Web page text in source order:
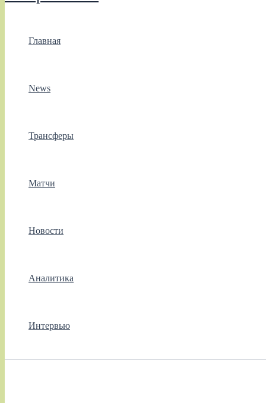
Главная
News
Трансферы
Матчи
Новости
Аналитика
Интервью